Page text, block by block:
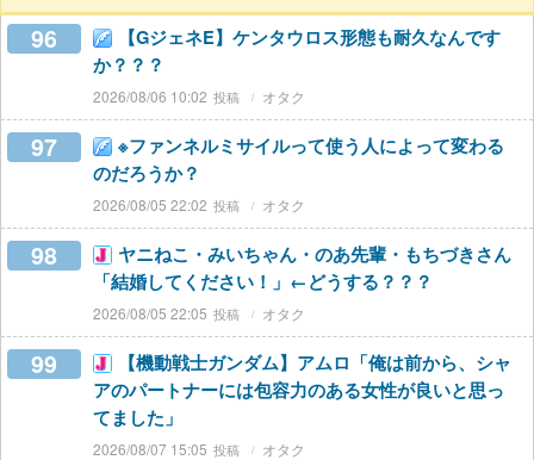
96
【GジェネE】ケンタウロス形態も耐久なんです
か？？？
2026/08/06 10:02 オタク
97
※ファンネルミサイルって使う人によって変わる
のだろうか？
2026/08/05 22:02 オタク
98
ヤニねこ・みいちゃん・のあ先輩・もちづきさん
「結婚してください！」←どうする？？？
2026/08/05 22:05 オタク
99
【機動戦士ガンダム】アムロ「俺は前から、シャ
アのパートナーには包容力のある女性が良いと思っ
てました」
2026/08/07 15:05 オタク